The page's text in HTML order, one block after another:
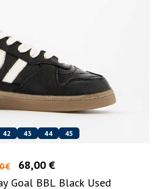
42 43 44 45
€
68,00 €
Goal BBL Black Used